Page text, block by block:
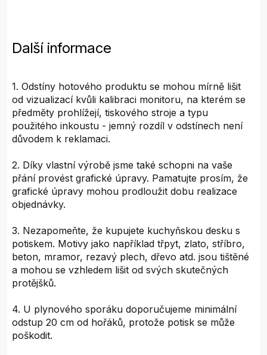
Další informace
1. Odstíny hotového produktu se mohou mírně lišit
od vizualizací kvůli kalibraci monitoru, na kterém se
předměty prohlížejí, tiskového stroje a typu
použitého inkoustu - jemný rozdíl v odstínech není
důvodem k reklamaci.
2. Díky vlastní výrobě jsme také schopni na vaše
přání provést grafické úpravy. Pamatujte prosím, že
grafické úpravy mohou prodloužit dobu realizace
objednávky.
3. Nezapomeňte, že kupujete kuchyňskou desku s
potiskem. Motivy jako například třpyt, zlato, stříbro,
beton, mramor, rezavý plech, dřevo atd. jsou tištěné
a mohou se vzhledem lišit od svých skutečných
protějšků.
4. U plynového sporáku doporučujeme minimální
odstup 20 cm od hořáků, protože potisk se může
poškodit.